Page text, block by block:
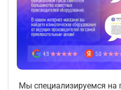
Мы специализируемся на